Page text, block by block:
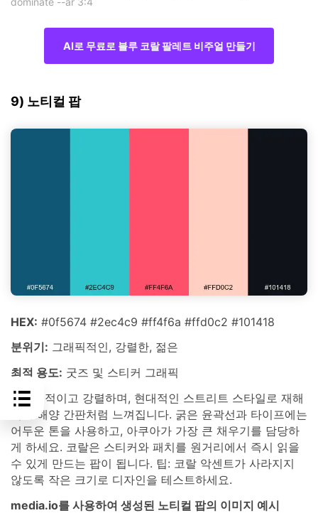
AI로 무료로 블루 코랄 팔레트 비주얼 만들기
9) 노티컬 팝
HEX: #0f5674 #2ec4c9 #ff4f6a #ffd0c2 #101418
분위기: 그래픽적인, 강렬한, 젊은
최적 용도: 굿즈 및 스티커 그래픽
그래픽적이고 강렬하며, 현대적인 스트리트 스타일로 재해
석된 해양 간판처럼 느껴집니다. 굵은 윤곽선과 타이프에는
어두운 톤을 사용하고, 아쿠아가 가장 큰 채우기를 담당하
게 하세요. 코랄은 스티커와 패치를 원거리에서 즉시 읽을
수 있게 만드는 팝이 됩니다. 팁: 코랄 악센트가 사라지지
않도록 작은 크기로 디자인을 테스트하세요.
media.io를 사용하여 생성된 노티컬 팝의 이미지 예시